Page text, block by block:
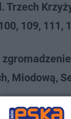
Trzech
109, 111,
Miodową,